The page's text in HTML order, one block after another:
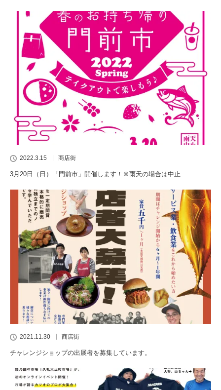
2022.3.15 商店街
3月20日（日）「門前市」開催します！※雨天の場合は中止
2021.11.30 商店街
チャレンジショップの出展者を募集しています。